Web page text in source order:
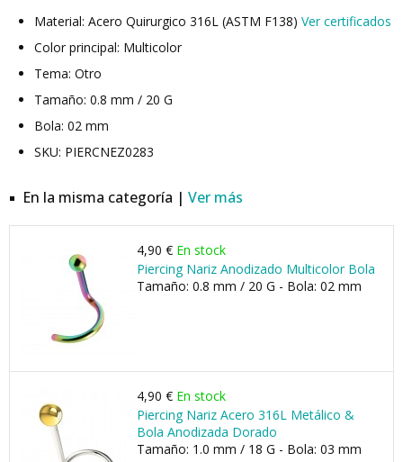
Material: Acero Quirurgico 316L (ASTM F138) Ver certificados
Color principal: Multicolor
Tema: Otro
Tamaño: 0.8 mm / 20 G
Bola: 02 mm
SKU: PIERCNEZ0283
En la misma categoría | Ver más
4,90 € En stock
Piercing Nariz Anodizado Multicolor Bola
Tamaño: 0.8 mm / 20 G - Bola: 02 mm
4,90 € En stock
Piercing Nariz Acero 316L Metálico &
Bola Anodizada Dorado
Tamaño: 1.0 mm / 18 G - Bola: 03 mm